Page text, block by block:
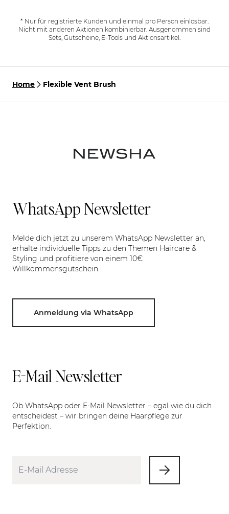
* Nur für registrierte Kunden und einmal pro Person einlösbar.
Nicht mit anderen Aktionen kombinierbar. Ausgenommen sind
Sets, Gutscheine, E-Tools und Aktionsartikel.
Home Flexible Vent Brush
WhatsApp Newsletter
Melde dich jetzt zu unserem WhatsApp Newsletter an,
erhalte individuelle Tipps zu den Themen Haircare &
Styling und profitiere von einem 10€
Willkommensgutschein.
Anmeldung via WhatsApp
E-Mail Newsletter
Ob WhatsApp oder E-Mail Newsletter – egal wie du dich
entscheidest – wir bringen deine Haarpflege zur
Perfektion.